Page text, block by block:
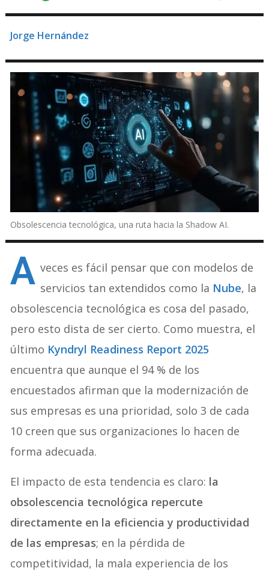
Jorge Hernández
Obsolescencia tecnológica, una ruta hacia la Shadow AI.
A veces es fácil pensar que con modelos de
servicios tan extendidos como la Nube, la
obsolescencia tecnológica es cosa del pasado,
pero esto dista de ser cierto. Como muestra, el
último Kyndryl Readiness Report 2025
encuentra que aunque el 94 % de los
encuestados afirman que la modernización de
sus empresas es una prioridad, solo 3 de cada
10 creen que sus organizaciones lo hacen de
forma adecuada.
El impacto de esta tendencia es claro: la
obsolescencia tecnológica repercute
directamente en la eficiencia y productividad
de las empresas; en la pérdida de
competitividad, la mala experiencia de los